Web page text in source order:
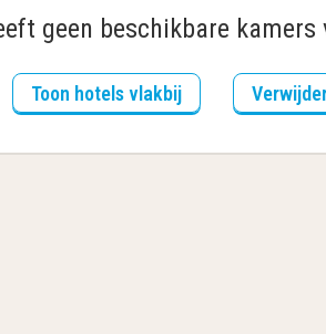
geen beschikbare
Toon hotels vlakbij